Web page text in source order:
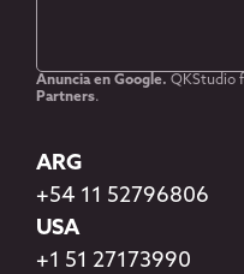
Anuncia en Google. QKStudio
Partners.
ARG
+54 11 52796806
USA
+1 51 27173990